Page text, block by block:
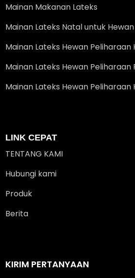
Mainan Makanan Lateks
Mainan Lateks Natal untuk
Mainan Lateks Hewan Peliharaan
Mainan Lateks Hewan Peliharaan
Mainan Lateks Hewan
LINK CEPAT
TENTANG KAMI
Hubungi kami
Produk
Berita
KIRIM PERTANYAAN